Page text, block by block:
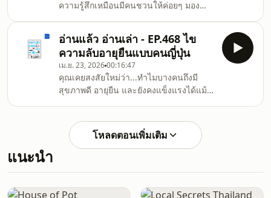
ความรู้สึกเหมือนมีคนชวนให้ค่อยๆ มอง
ขอบคุณกับความปกติธรรมดาที่เรามีอยู่เรา
ไม่ต้องรอให้ชีวิตดีพร้อมถึงจะมีความสุข
ก็ได้เพราะบางที... ความสุขก็เริ่มต้นง่าย
กว่าที่คิด และที่สำคัญมันคือความดีใจ... ที่
สิ่งไม่ดียังไม่เกิดขึ้น ก็แค่นั้นเอง
อ่านแล้ว อ่านเล่า - EP.468 ไข
ความลับอายุยืนแบบคนญี่ปุ่น
เม.ย. 23, 202600:16:47
คุณเคยสงสัยใหม่ว่า...ทำไมบางคนถึงมี
สุขภาพดี อายุยืน และยังคงแข็งแรงได้แม้
ลับ&quot;ที่แท้จริง ซึ่งไม่ได้อยู่ในอาหาร
เสริมราคาแพงโปรแกรมสุขภาพสุดล้ำ หรือ
บันดาลใจชั่ววูบ หรือ มุมมองส่วนตัวของผู้
โหลดตอนเพิ่มเติม
แนะนำ